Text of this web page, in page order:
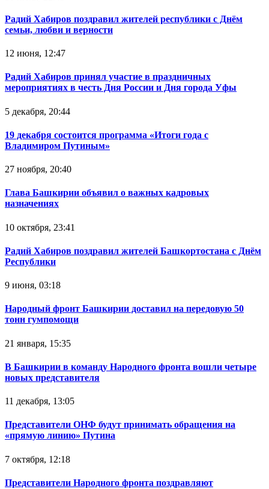
Радий Хабиров поздравил жителей республики с Днём
семьи, любви и верности
12 июня, 12:47
Радий Хабиров принял участие в праздничных
мероприятиях в честь Дня России и Дня города Уфы
5 декабря, 20:44
19 декабря состоится программа «Итоги года с
Владимиром Путиным»
27 ноября, 20:40
Глава Башкирии объявил о важных кадровых
назначениях
10 октября, 23:41
Радий Хабиров поздравил жителей Башкортостана с Днём
Республики
9 июня, 03:18
Народный фронт Башкирии доставил на передовую 50
тонн гумпомощи
21 января, 15:35
В Башкирии в команду Народного фронта вошли четыре
новых представителя
11 декабря, 13:05
Представители ОНФ будут принимать обращения на
«прямую линию» Путина
7 октября, 12:18
Представители Народного фронта поздравляют